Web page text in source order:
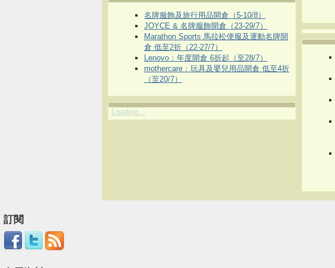
名牌服飾及旅行用品開倉（5-10/8）
JOYCE & 名牌服飾開倉（23-29/7）
Marathon Sports 馬拉松便服及運動名牌開
倉 低至2折（22-27/7）
Lenovo：年度開倉 6折起（至28/7）
mothercare：玩具及嬰兒用品開倉 低至4折
（至20/7）
Loading...
訂閱